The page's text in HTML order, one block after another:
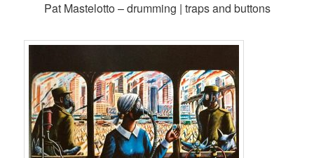
Pat Mastelotto – drumming | traps and buttons